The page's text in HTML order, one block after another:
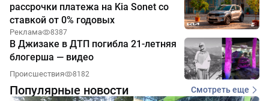
рассрочки платежа на Kia Sonet со
ставкой от 0% годовых
Реклама 8387
В Джизаке в ДТП погибла 21-летняя
блогерша — видео
Происшествия 8182
Популярные новости Смотреть еще